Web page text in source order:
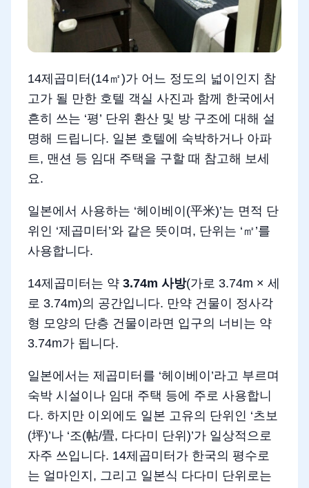
14제곱미터(14㎡)가 어느 정도의 넓이인지 참
고가 될 만한 호텔 객실 사진과 함께 한국에서
흔히 쓰는 ‘평’ 단위 환산 및 방 구조에 대해 설
명해 드립니다. 일본 호텔에 숙박하거나 아파
트, 맨션 등 임대 주택을 구할 때 참고해 보세
요.
일본에서 사용하는 ‘헤이베이(平米)’는 면적 단
위인 ‘제곱미터’와 같은 뜻이며, 단위는 ‘㎡’를
사용합니다.
14제곱미터는 약 3.74m 사방(가로 3.74m × 세
로 3.74m)의 공간입니다. 만약 건물이 정사각
형 모양의 단층 건물이라면 입구의 너비는 약
3.74m가 됩니다.
일본에서는 제곱미터를 ‘헤이베이’라고 부르며
숙박 시설이나 임대 주택 등에 주로 사용합니
다. 하지만 이외에도 일본 고유의 단위인 ‘츠보
(坪)’나 ‘조(帖/畳, 다다미 단위)’가 일상적으로
자주 쓰입니다. 14제곱미터가 한국의 평수로
는 얼마인지, 그리고 일본식 다다미 단위로는